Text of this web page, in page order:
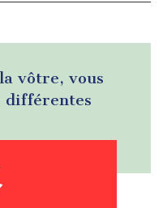
vôtre, vous
différentes